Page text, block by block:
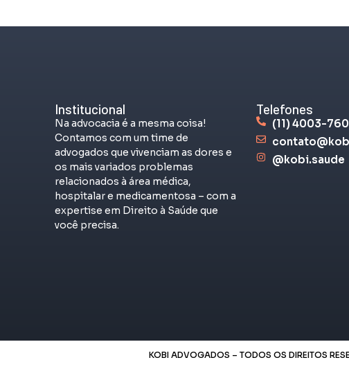
Institucional
Na advocacia é a mesma coisa!
Contamos com um time de
advogados que vivenciam as dores e
os mais variados problemas
relacionados à área médica,
hospitalar e medicamentosa – com a
expertise em Direito à Saúde que
você precisa.
Telefones
(11) 4003-
@kobi.saude
KOBI ADVOGADOS – TODOS OS DIREITOS